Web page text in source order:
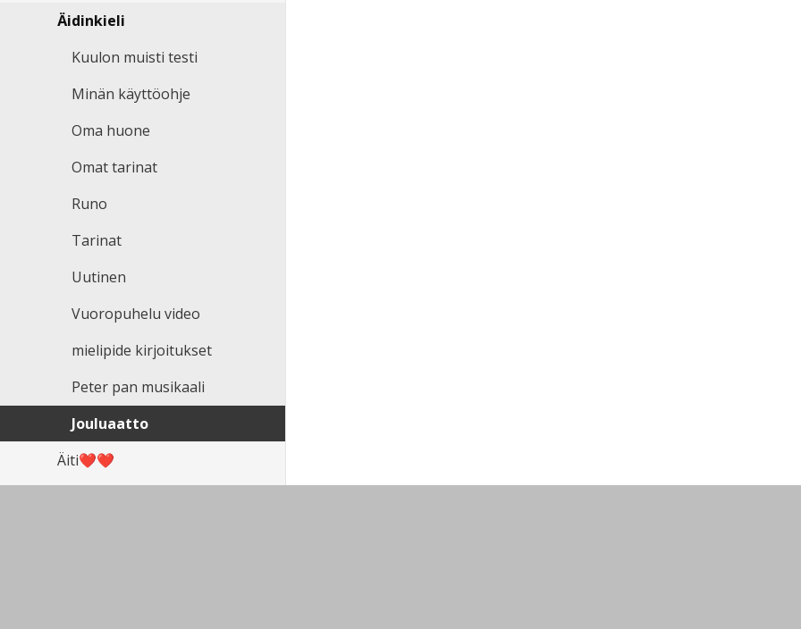
Äidinkieli
Kuulon muisti testi
Minän käyttöohje
Oma huone
Omat tarinat
Runo
Tarinat
Uutinen
Vuoropuhelu video
mielipide kirjoitukset
Peter pan musikaali
Jouluaatto
Äiti❤️❤️